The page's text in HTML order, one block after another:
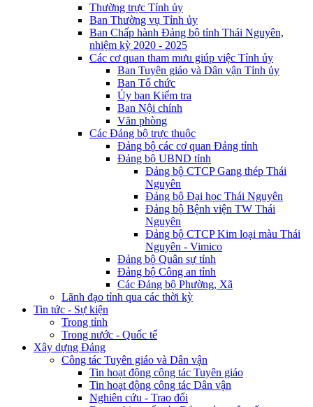
Thường trực Tỉnh ủy
Ban Thường vụ Tỉnh ủy
Ban Chấp hành Đảng bộ tỉnh Thái Nguyên,
nhiệm kỳ 2020 - 2025
Các cơ quan tham mưu giúp việc Tỉnh ủy
Ban Tuyên giáo và Dân vận Tỉnh ủy
Ban Tổ chức
Ủy ban Kiểm tra
Ban Nội chính
Văn phòng
Các Đảng bộ trực thuộc
Đảng bộ các cơ quan Đảng tỉnh
Đảng bộ UBND tỉnh
Đảng bộ CTCP Gang thép Thái
Nguyên
Đảng bộ Đại học Thái Nguyên
Đảng bộ Bệnh viện TW Thái
Nguyên
Đảng bộ CTCP Kim loại màu Thái
Nguyên - Vimico
Đảng bộ Quân sự tỉnh
Đảng bộ Công an tỉnh
Các Đảng bộ Phường, Xã
Lãnh đạo tỉnh qua các thời kỳ
Tin tức - Sự kiện
Trong tỉnh
Trong nước - Quốc tế
Xây dựng Đảng
Công tác Tuyên giáo và Dân vận
Tin hoạt động công tác Tuyên giáo
Tin hoạt động công tác Dân vận
Nghiên cứu - Trao đổi